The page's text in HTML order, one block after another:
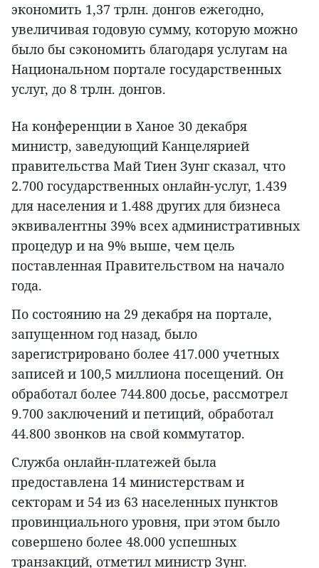
экономить 1,37 трлн. донгов ежегодно,
увеличивая годовую сумму, которую можно
было бы сэкономить благодаря услугам на
Национальном портале государственных
услуг, до 8 трлн. донгов.
На конференции в Ханое 30 декабря
министр, заведующий Канцелярией
правительства Май Тиен Зунг сказал, что
2.700 государственных онлайн-услуг, 1.439
для населения и 1.488 других для бизнеса
эквивалентны 39% всех административных
процедур и на 9% выше, чем цель
поставленная Правительством на начало
года.
По состоянию на 29 декабря на портале,
запущенном год назад, было
зарегистрировано более 417.000 учетных
записей и 100,5 миллиона посещений. Он
обработал более 744.800 досье, рассмотрел
9.700 заключений и петиций, обработал
44.800 звонков на свой коммутатор.
Служба онлайн-платежей была
предоставлена 14 министерствам и
секторам и 54 из 63 населенных пунктов
провинциального уровня, при этом было
совершено более 48.000 успешных
транзакций, отметил министр Зунг.